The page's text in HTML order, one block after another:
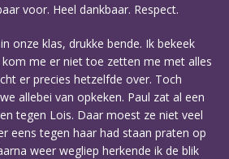
voor. Heel dankbaar. Respect.
onze klas, drukke bende. Ik bekeek
me er niet toe zetten me met alles
er precies hetzelfde over. Toch
allebei van opkeken. Paul zat al een
tegen Lois. Daar moest ze niet veel
eens tegen haar had staan praten op
weer wegliep herkende ik de blik